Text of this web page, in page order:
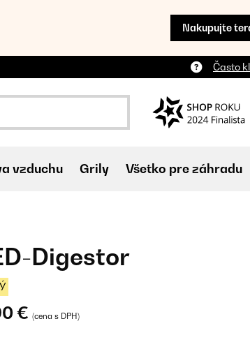
Nakupujte
Často
vzduchu Grily Všetko pre záhradu
Digestor
€ (cena s DPH)